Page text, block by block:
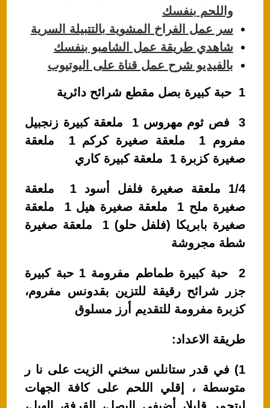
واللحم بنفسك
سر عمل الفراخ المشوية بالتتبيلة السرية
شاهدي طريقة عمل الشامبو بنفسك
بالفيديو شرح عمل قناة على اليوتيوب
1 حبة كبيرة بصل مقطع شرائح دائرية
3 فص ثوم مهروس 1 ملعقة كبيرة زنجبيل
مفروم 1 ملعقة صغيرة كركم 1 ملعقة
صغيرة كزبرة 1 ملعقة كبيرة كاري
1/4 ملعقة صغيرة فلفل أسود 1 ملعقة
صغيرة ملح 1 ملعقة صغيرة هيل 1 ملعقة
صغيرة بابريكا (فلفل حلو) 1 ملعقة صغيرة
شطة مجروشة
2 حبة كبيرة طماطم مفرومة 1 حبة كبيرة
جزر شرائح رقيقة للتزين بقدونس مفروم،
كزبرة مفرومة للتقديم أرز مسلوق
طريقة الاعداد:
1) في قدر ستانلس سخني الزيت على نا ر
متوسطة ، إقلي اللحم على كافة الجهات